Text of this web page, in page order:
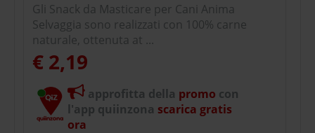
Gli Snack da Masticare per Cani Anima
Selvaggia sono realizzati con 100% carne
naturale, ottenuta at ...
€ 2,19
approfitta della promo con
l'app quiinzona scarica gratis
ora